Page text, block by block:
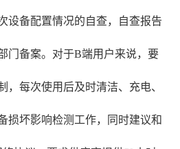
设备配置情况的自查，自查报告
门备案。对于B端用户来说，要
，每次使用后及时清洁、充电、
损坏影响检测工作，同时建议和